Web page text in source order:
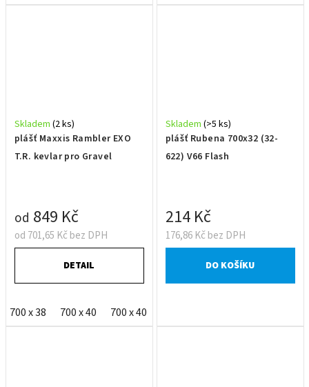
plášť Maxxis Rambler EXO
T.R. kevlar pro Gravel
Skladem (2 ks)
od 701,65 Kč bez DPH
od 849 Kč
DETAIL
700 x 38 700 x 40 700 x 40 OEM
plášť Rubena 700x32 (32-
622) V66 Flash
Skladem (>5 ks)
176,86 Kč bez DPH
214 Kč
DO KOŠÍKU